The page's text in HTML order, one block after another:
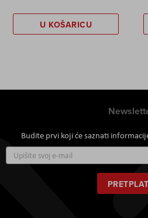
U KOŠARICU
Budite prvi koji će saznati
se
za
naš